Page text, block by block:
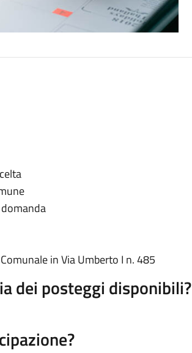
in Via Umberto I n. 485
dei posteggi disponibili?